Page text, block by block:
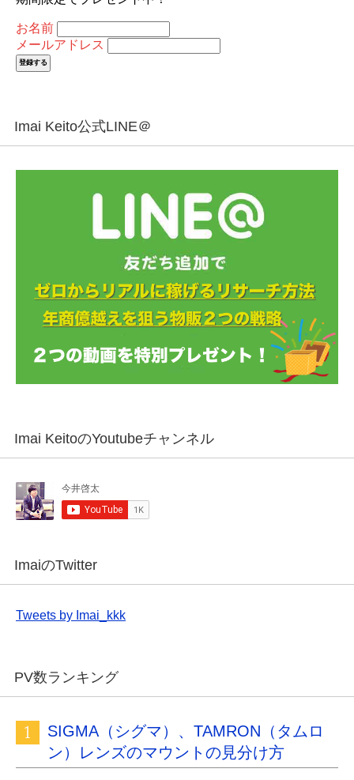
お名前
メールアドレス
Imai Keito公式LINE＠
Imai KeitoのYoutubeチャンネル
ImaiのTwitter
Tweets by Imai_kkk
PV数ランキング
SIGMA（シグマ）、TAMRON（タムロ
ン）レンズのマウントの見分け方